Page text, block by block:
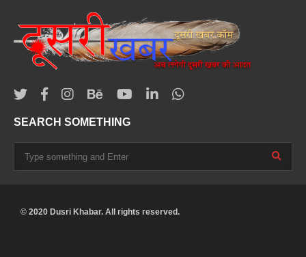
SEARCH SOMETHING
© 2020 Dusri Khabar. All rights reserved.